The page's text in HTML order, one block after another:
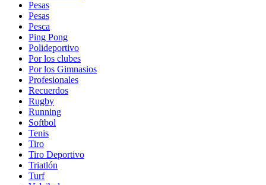
Pesas
Pesas
Pesca
Ping Pong
Polideportivo
Por los clubes
Por los Gimnasios
Profesionales
Recuerdos
Rugby
Running
Softbol
Tenis
Tiro
Tiro Deportivo
Triatlón
Turf